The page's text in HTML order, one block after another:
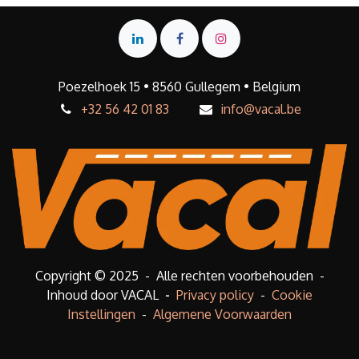
Poezelhoek 15 • 8560 Gullegem • Belgium
+32 56 42 01 83
info@vacal.be
Copyright © 2025 - Alle rechten voorbehouden -
Inhoud door VACAL - Privacy policy - Cookie
Instellingen - Algemene Voorwaarden